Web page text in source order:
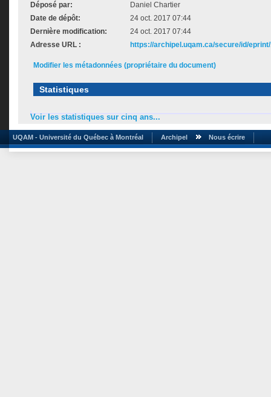
Déposé par:
Daniel Chartier
Date de dépôt:
24 oct. 2017 07:44
Dernière modification:
24 oct. 2017 07:44
Adresse URL :
https://archipel.uqam.ca/secure/id/
Modifier les métadonnées (propriétaire du document)
Statistiques
Voir les statistiques sur cinq ans...
UQAM - Université du Québec à Montréal Archipel Nous écrire